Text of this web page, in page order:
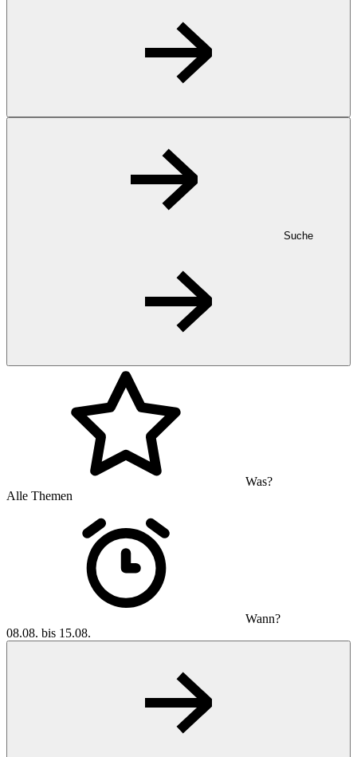
Suche
Was?
Alle Themen
Wann?
08.08. bis 15.08.